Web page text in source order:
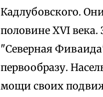
Кадлубовского.
половине XVI
"Северная
первообразу.
мощи своих